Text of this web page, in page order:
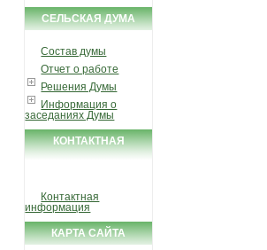
СЕЛЬСКАЯ ДУМА
Состав думы
Отчет о работе
Решения Думы
Информация о
заседаниях Думы
КОНТАКТНАЯ
Контактная
информация
КАРТА САЙТА